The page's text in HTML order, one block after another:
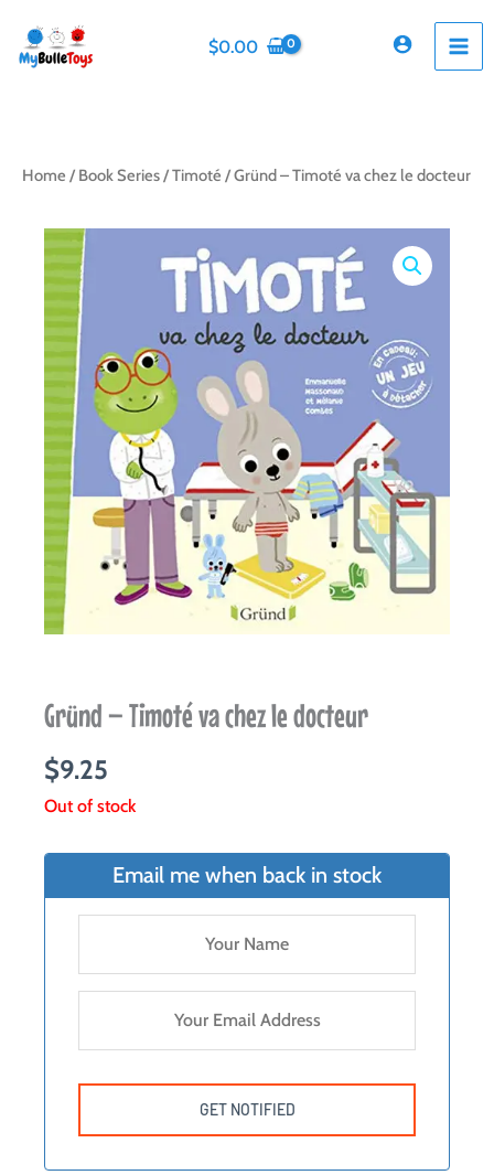
content
$0.00
Home / Book Series/Timoté / Gründ – Timoté va chez le docteur
Gründ – Timoté va chez le docteur
$9.25
Out of stock
Email me when back in stock